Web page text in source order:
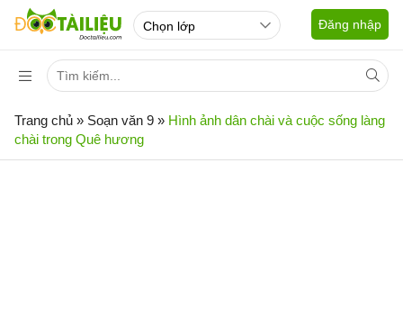
Đăng nhập
Trang chủ » Soạn văn 9 » Hình ảnh dân chài và cuộc sống làng
chài trong Quê hương